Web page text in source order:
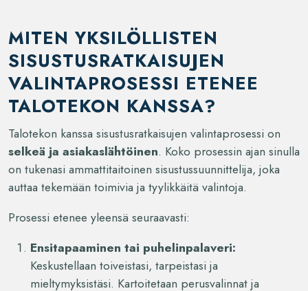
MITEN YKSILÖLLISTEN
SISUSTUSRATKAISUJEN
VALINTAPROSESSI ETENEE
TALOTEKON KANSSA?
Talotekon kanssa sisustusratkaisujen valintaprosessi on
selkeä ja asiakaslähtöinen. Koko prosessin ajan sinulla
on tukenasi ammattitaitoinen sisustussuunnittelija, joka
auttaa tekemään toimivia ja tyylikkäitä valintoja.
Prosessi etenee yleensä seuraavasti:
Ensitapaaminen tai puhelinpalaveri:
Keskustellaan toiveistasi, tarpeistasi ja
mieltymyksistäsi. Kartoitetaan perusvalinnat ja